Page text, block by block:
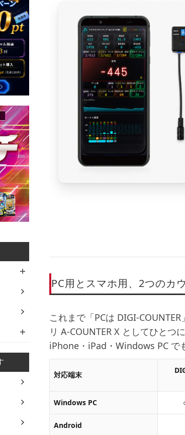
PC用とスマホ用、2つのカ
これまで「PCは DIGI-
リ A-COUNTER X としてひとつ
iPhone・iPad・Windows PC で
対応端末
Windows PC
Android